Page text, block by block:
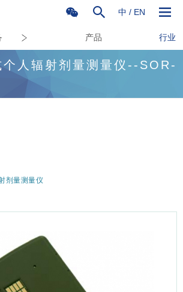
中 / EN
产品 行业
人辐射剂量测量仪--SOR-
剂量测量仪